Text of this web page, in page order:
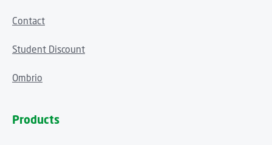
Contact
Student Discount
Ombrio
Products